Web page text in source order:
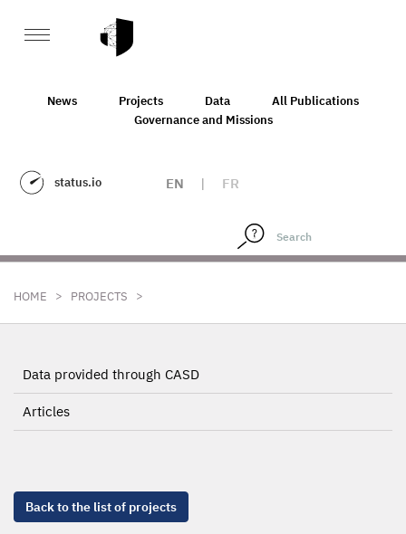
News Projects Data
All Publications
Governance and Missions
status.io EN | FR
HOME > PROJECTS >
Data provided through CASD
Articles
Back to the list of projects